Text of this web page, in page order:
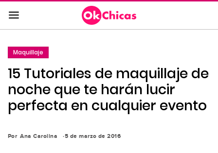
Saltar
al
contenido
la
navegación
principal
Maquillaje
15 Tutoriales de maquillaje de
noche que te harán lucir
perfecta en cualquier evento
Por Ana Carolina 5 de marzo de 2016